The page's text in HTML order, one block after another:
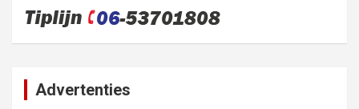
Advertenties